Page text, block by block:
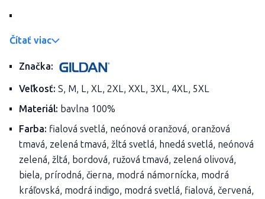
Čítať viac
Značka:
Veľkosť: S, M, L, XL, 2XL, XXL, 3XL, 4XL, 5XL
Materiál: bavlna 100%
Farba: fialová svetlá, neónová oranžová, oranžová
tmavá, zelená tmavá, žltá svetlá, hnedá svetlá, neónová
zelená, žltá, bordová, ružová tmavá, zelená olivová,
biela, prírodná, čierna, modrá námornícka, modrá
kráľovská, modrá indigo, modrá svetlá, fialová, červená,